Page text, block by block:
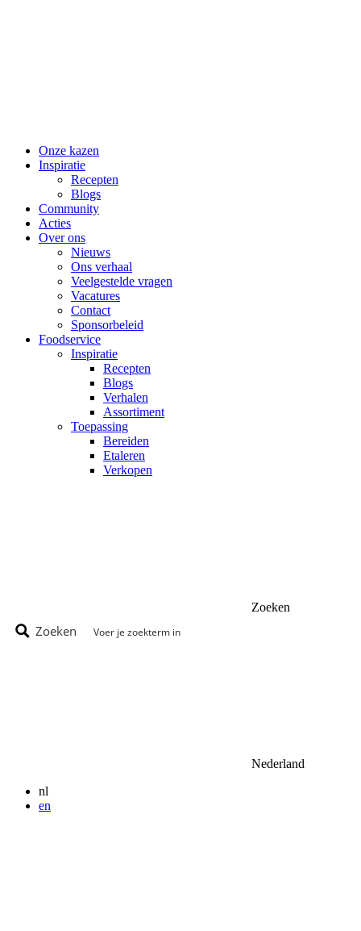
Onze kazen
Inspiratie
Recepten
Blogs
Community
Acties
Over ons
Nieuws
Ons verhaal
Veelgestelde vragen
Vacatures
Contact
Sponsorbeleid
Foodservice
Inspiratie
Recepten
Blogs
Verhalen
Assortiment
Toepassing
Bereiden
Etaleren
Verkopen
Zoeken
Zoeken
Nederland
nl
en